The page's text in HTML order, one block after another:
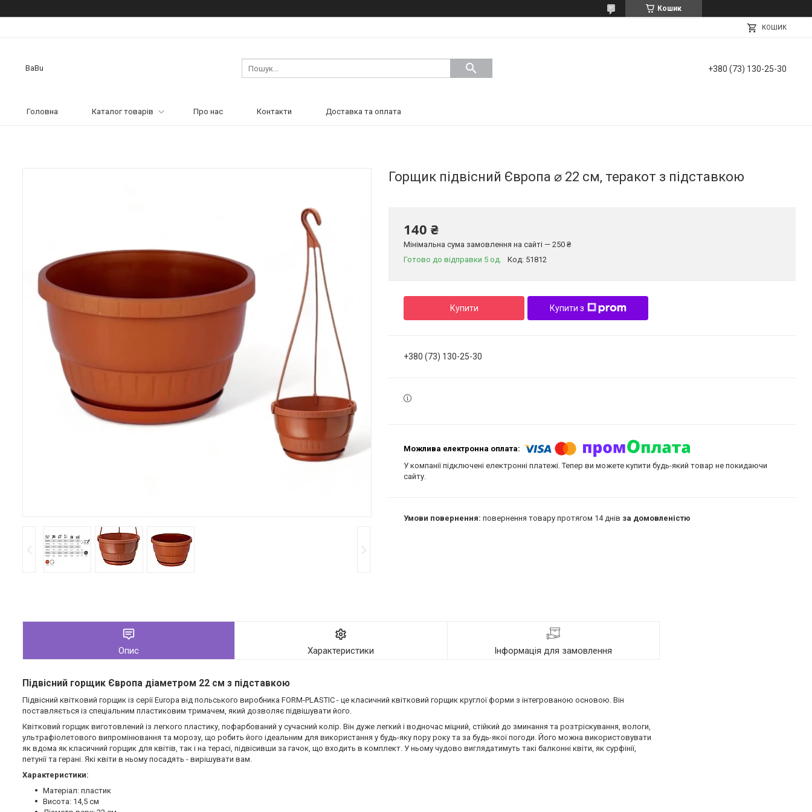
Кошик
КОШИК
BaBu +380 (73) 130-25-30
Головна Каталог товарів Про нас Контакти Доставка та оплата
Горщик підвісний Європа ⌀ 22 см, теракот з підставкою
140 ₴
Мінімальна сума замовлення на сайті — 250 ₴
Готово до відправки 5 од.
Код: 51812
Купити Купити з
+380 (73) 130-25-30
У компанії підключені електронні платежі. Тепер ви можете купити будь-який товар не покидаючи
сайту.
повернення товару протягом 14 днів за домовленістю
Опис Характеристики Інформація для замовлення
Підвісний горщик Європа діаметром 22 см з підставкою
Підвісний квітковий горщик із серії Europa від польського виробника FORM-PLASTIC - це класичний квітковий горщик круглої форми з інтегрованою основою. Він
поставляється із спеціальним пластиковим тримачем, який дозволяє підвішувати його.
Квітковий горщик виготовлений із легкого пластику, пофарбований у сучасний колір. Він дуже легкий і водночас міцний, стійкий до зминання та розтріскування, вологи,
ультрафіолетового випромінювання та морозу, що робить його ідеальним для використання у будь-яку пору року та за будь-якої погоди. Його можна використовувати
як вдома як класичний горщик для квітів, так і на терасі, підвісивши за гачок, що входить в комплект. У ньому чудово виглядатимуть такі балконні квіти, як сурфінії,
петунії та герані. Які квіти в ньому посадять - вирішувати вам.
Характеристики:
Матеріал: пластик
Висота: 14,5 см